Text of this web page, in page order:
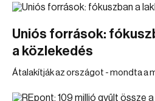
Uniós források:
a közlekedés
Átalakítják az országot - mondta a